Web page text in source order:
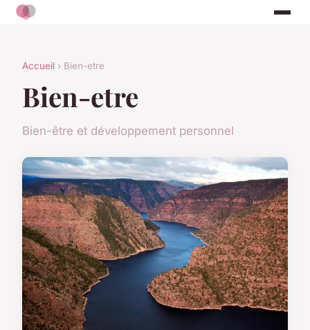
Accueil › Bien-etre
Bien-etre
Bien-être et développement personnel